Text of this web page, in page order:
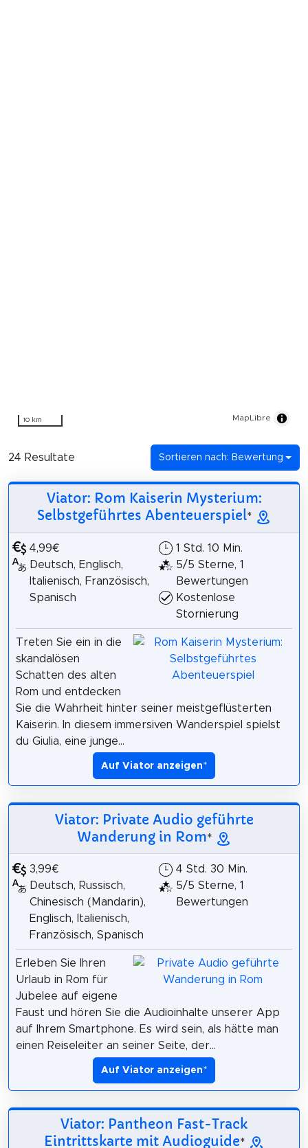
10 km MapLibre
24 Resultate Sortieren nach: Bewertung
Viator: Rom Kaiserin Mysterium:
Selbstgeführtes Abenteuerspiel*
4,99€
Deutsch, Englisch,
Italienisch, Französisch,
Spanisch
1 Std. 10 Min.
5/5 Sterne, 1
Bewertungen
Kostenlose
Stornierung
Treten Sie ein in die
skandalösen
Schatten des alten
Rom und entdecken
Sie die Wahrheit hinter seiner meistgeflüsterten
Kaiserin. In diesem immersiven Wanderspiel spielst
du Giulia, eine junge...
Auf Viator anzeigen*
Viator: Private Audio geführte
Wanderung in Rom*
3,99€
Deutsch, Russisch,
Chinesisch (Mandarin),
Englisch, Italienisch,
Französisch, Spanisch
4 Std. 30 Min.
5/5 Sterne, 1
Bewertungen
Erleben Sie Ihren
Urlaub in Rom für
Jubelee auf eigene
Faust und hören Sie die Audioinhalte unserer App
auf Ihrem Smartphone. Es wird sein, als hätte man
einen Reiseleiter an seiner Seite, der...
Auf Viator anzeigen*
Viator: Pantheon Fast-Track
Eintrittskarte mit Audioguide*